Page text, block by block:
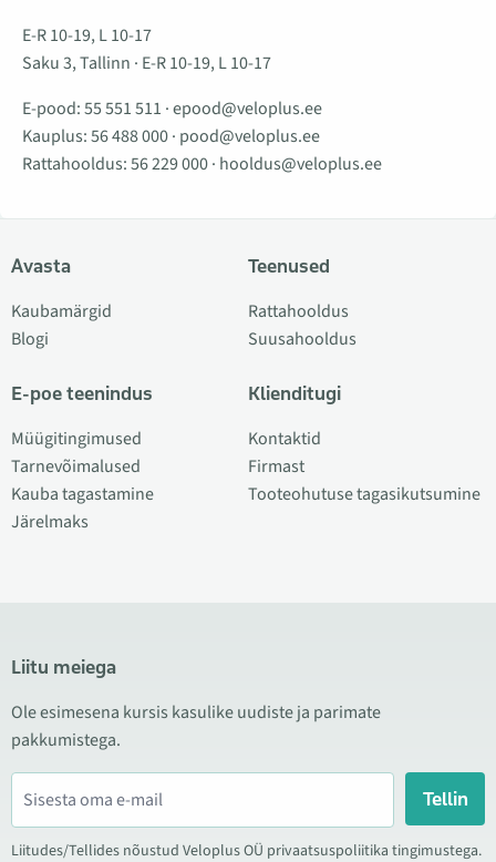
E-R 10-19, L 10-17
Saku 3, Tallinn · E-R 10-19, L 10-17
E-pood:55 551 511 ·epood@veloplus.ee
Kauplus:56 488 000· pood@veloplus.ee
Rattahooldus:56 229 000· hooldus@veloplus.ee
Avasta
Kaubamärgid
Blogi
E-poe teenindus
Müügitingimused
Tarnevõimalused
Kauba tagastamine
Järelmaks
Teenused
Rattahooldus
Suusahooldus
Klienditugi
Kontaktid
Firmast
Tooteohutuse tagasikutsumine
Liitu meiega
Ole esimesena kursis kasulike uudiste ja parimate
pakkumistega.
Tellin
Liitudes/Tellides nõustud Veloplus OÜ privaatsuspoliitika tingimustega.